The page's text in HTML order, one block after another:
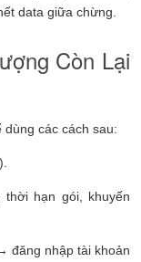
data giữa chừng.
Còn Lại
các cách sau:
thời hạn gói, khuyến
đăng nhập tài khoản